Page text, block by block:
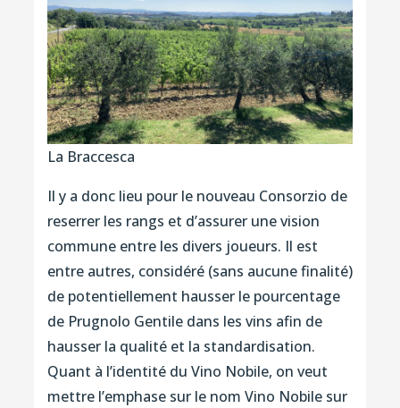
La Braccesca
Il y a donc lieu pour le nouveau Consorzio de
reserrer les rangs et d’assurer une vision
commune entre les divers joueurs. Il est
entre autres, considéré (sans aucune finalité)
de potentiellement hausser le pourcentage
de Prugnolo Gentile dans les vins afin de
hausser la qualité et la standardisation.
Quant à l’identité du Vino Nobile, on veut
mettre l’emphase sur le nom Vino Nobile sur